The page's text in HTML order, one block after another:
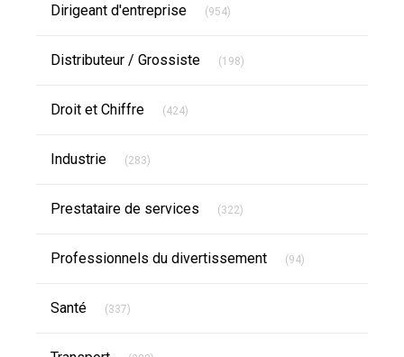
Dirigeant d'entreprise (954)
Distributeur / Grossiste (198)
Droit et Chiffre (424)
Industrie (283)
Prestataire de services (322)
Professionnels du divertissement (94)
Santé (337)